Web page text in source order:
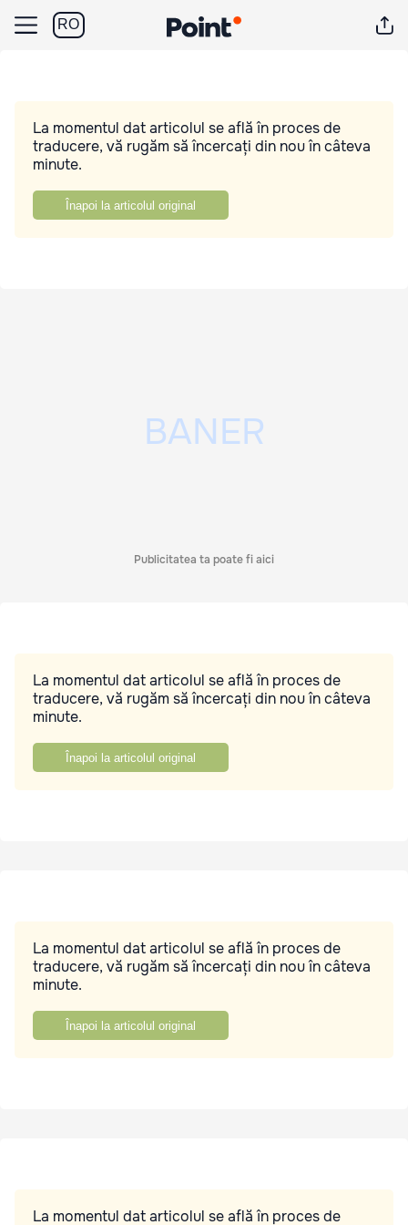
RO
La momentul dat articolul se află în proces de
traducere, vă rugăm să încercați din nou în câteva
minute.
Înapoi la articolul original
Publicitatea ta poate fi aici
La momentul dat articolul se află în proces de
traducere, vă rugăm să încercați din nou în câteva
minute.
Înapoi la articolul original
La momentul dat articolul se află în proces de
traducere, vă rugăm să încercați din nou în câteva
minute.
Înapoi la articolul original
La momentul dat articolul se află în proces de